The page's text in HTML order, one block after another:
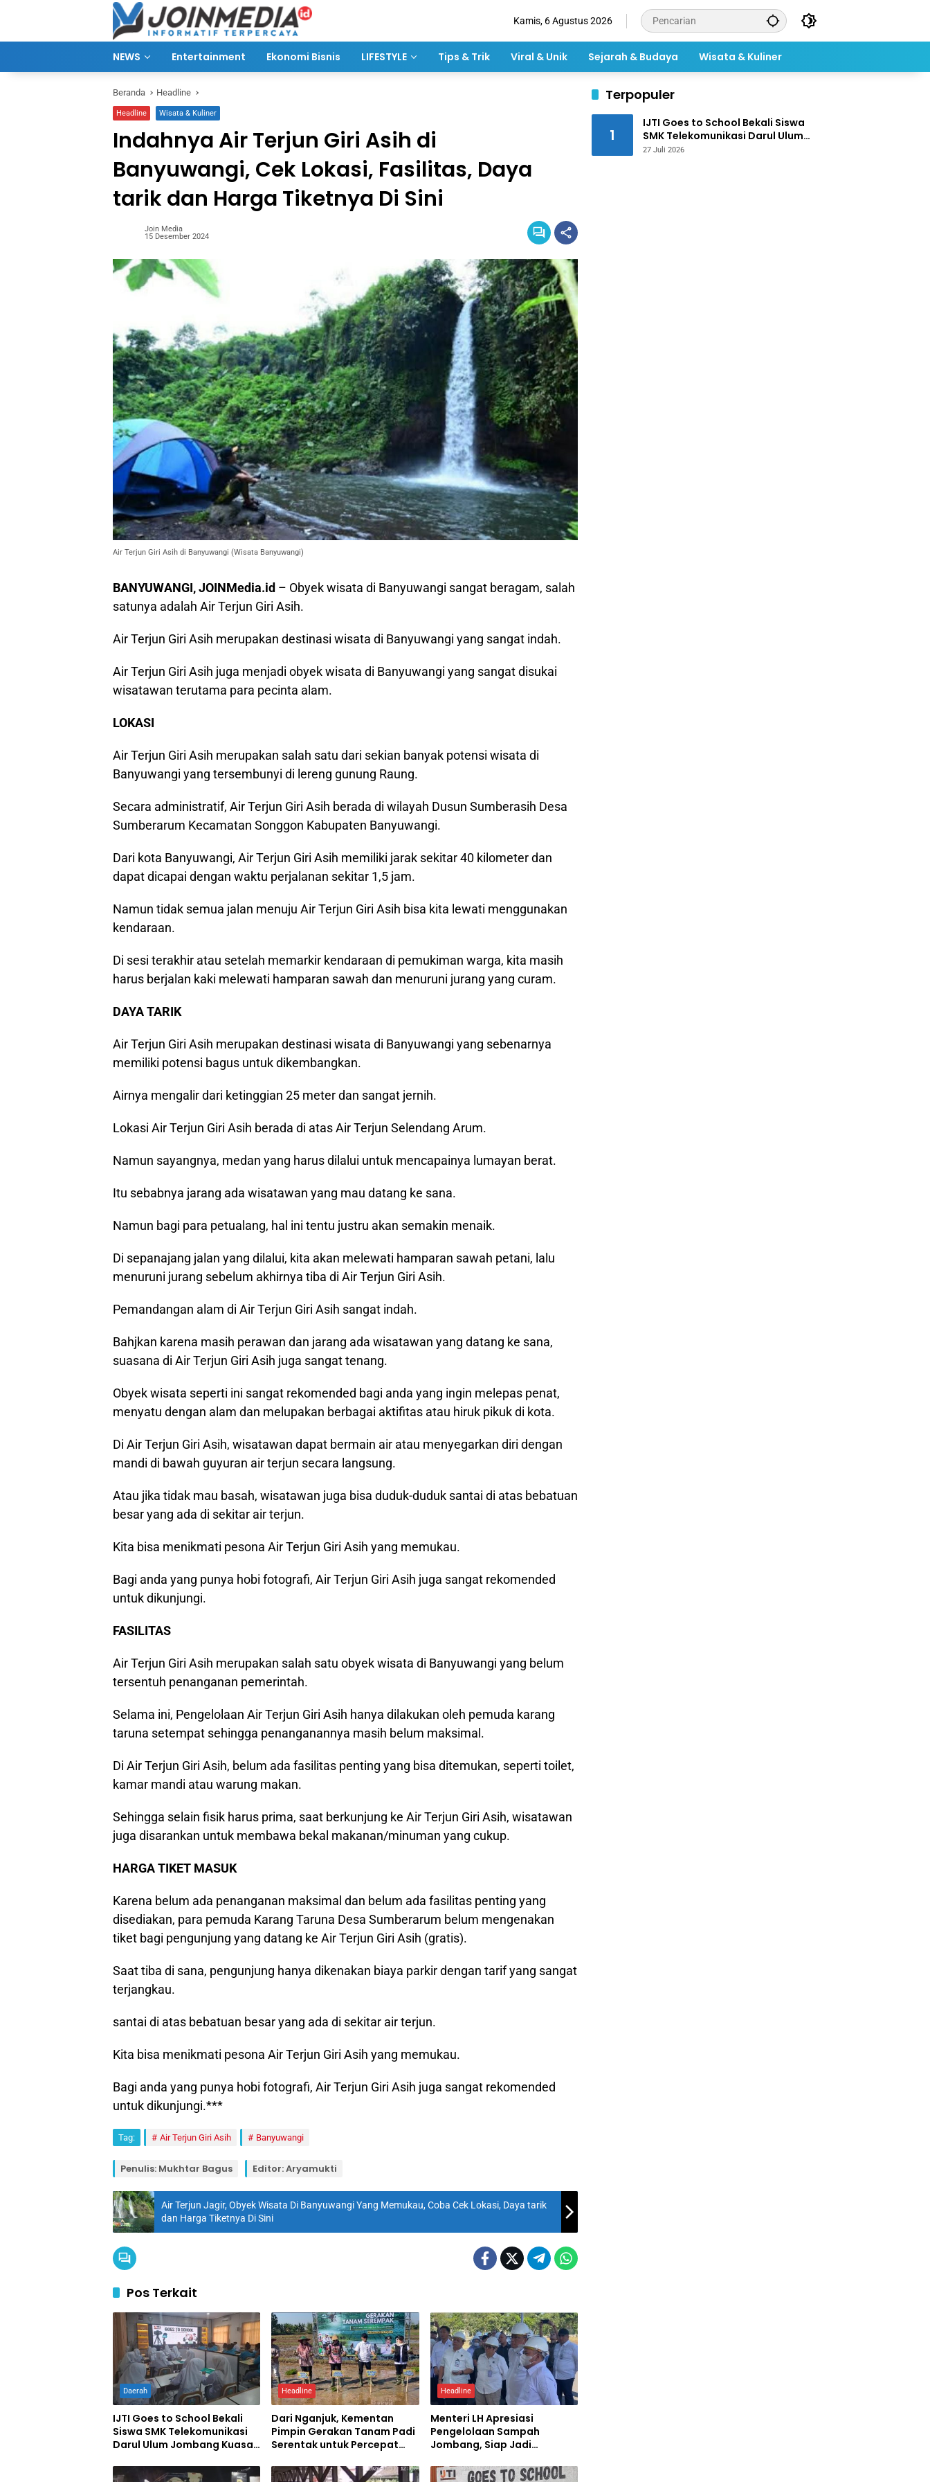
Kamis, 6 Agustus 2026
NEWS Entertainment Ekonomi Bisnis LIFESTYLE Tips & Trik Viral & Unik Sejarah & Budaya Wisata & Kuliner
Beranda Headline
Headline Wisata & Kuliner
Indahnya Air Terjun Giri Asih di
Banyuwangi, Cek Lokasi, Fasilitas, Daya
tarik dan Harga Tiketnya Di Sini
Join Media
15 Desember 2024
Air Terjun Giri Asih di Banyuwangi (Wisata Banyuwangi)
BANYUWANGI, JOINMedia.id – Obyek wisata di Banyuwangi sangat beragam, salah
satunya adalah Air Terjun Giri Asih.
Air Terjun Giri Asih merupakan destinasi wisata di Banyuwangi yang sangat indah.
Air Terjun Giri Asih juga menjadi obyek wisata di Banyuwangi yang sangat disukai
wisatawan terutama para pecinta alam.
LOKASI
Air Terjun Giri Asih merupakan salah satu dari sekian banyak potensi wisata di
Banyuwangi yang tersembunyi di lereng gunung Raung.
Secara administratif, Air Terjun Giri Asih berada di wilayah Dusun Sumberasih Desa
Sumberarum Kecamatan Songgon Kabupaten Banyuwangi.
Dari kota Banyuwangi, Air Terjun Giri Asih memiliki jarak sekitar 40 kilometer dan
dapat dicapai dengan waktu perjalanan sekitar 1,5 jam.
Namun tidak semua jalan menuju Air Terjun Giri Asih bisa kita lewati menggunakan
kendaraan.
Di sesi terakhir atau setelah memarkir kendaraan di pemukiman warga, kita masih
harus berjalan kaki melewati hamparan sawah dan menuruni jurang yang curam.
DAYA TARIK
Air Terjun Giri Asih merupakan destinasi wisata di Banyuwangi yang sebenarnya
memiliki potensi bagus untuk dikembangkan.
Airnya mengalir dari ketinggian 25 meter dan sangat jernih.
Lokasi Air Terjun Giri Asih berada di atas Air Terjun Selendang Arum.
Namun sayangnya, medan yang harus dilalui untuk mencapainya lumayan berat.
Itu sebabnya jarang ada wisatawan yang mau datang ke sana.
Namun bagi para petualang, hal ini tentu justru akan semakin menaik.
Di sepanajang jalan yang dilalui, kita akan melewati hamparan sawah petani, lalu
menuruni jurang sebelum akhirnya tiba di Air Terjun Giri Asih.
Pemandangan alam di Air Terjun Giri Asih sangat indah.
Bahjkan karena masih perawan dan jarang ada wisatawan yang datang ke sana,
suasana di Air Terjun Giri Asih juga sangat tenang.
Obyek wisata seperti ini sangat rekomended bagi anda yang ingin melepas penat,
menyatu dengan alam dan melupakan berbagai aktifitas atau hiruk pikuk di kota.
Di Air Terjun Giri Asih, wisatawan dapat bermain air atau menyegarkan diri dengan
mandi di bawah guyuran air terjun secara langsung.
Atau jika tidak mau basah, wisatawan juga bisa duduk-duduk santai di atas bebatuan
besar yang ada di sekitar air terjun.
Kita bisa menikmati pesona Air Terjun Giri Asih yang memukau.
Bagi anda yang punya hobi fotografi, Air Terjun Giri Asih juga sangat rekomended
untuk dikunjungi.
FASILITAS
Air Terjun Giri Asih merupakan salah satu obyek wisata di Banyuwangi yang belum
tersentuh penanganan pemerintah.
Selama ini, Pengelolaan Air Terjun Giri Asih hanya dilakukan oleh pemuda karang
taruna setempat sehingga penanganannya masih belum maksimal.
Di Air Terjun Giri Asih, belum ada fasilitas penting yang bisa ditemukan, seperti toilet,
kamar mandi atau warung makan.
Sehingga selain fisik harus prima, saat berkunjung ke Air Terjun Giri Asih, wisatawan
juga disarankan untuk membawa bekal makanan/minuman yang cukup.
HARGA TIKET MASUK
Karena belum ada penanganan maksimal dan belum ada fasilitas penting yang
disediakan, para pemuda Karang Taruna Desa Sumberarum belum mengenakan
tiket bagi pengunjung yang datang ke Air Terjun Giri Asih (gratis).
Saat tiba di sana, pengunjung hanya dikenakan biaya parkir dengan tarif yang sangat
terjangkau.
santai di atas bebatuan besar yang ada di sekitar air terjun.
Kita bisa menikmati pesona Air Terjun Giri Asih yang memukau.
Bagi anda yang punya hobi fotografi, Air Terjun Giri Asih juga sangat rekomended
untuk dikunjungi.***
Tag: Air Terjun Giri Asih Banyuwangi
Penulis: Mukhtar Bagus Editor: Aryamukti
Air Terjun Jagir, Obyek Wisata Di Banyuwangi Yang Memukau, Coba Cek Lokasi, Daya tarik
dan Harga Tiketnya Di Sini
Pos Terkait
Daerah
IJTI Goes to School Bekali
Siswa SMK Telekomunikasi
Darul Ulum Jombang Kuasai
Headline
Dari Nganjuk, Kementan
Pimpin Gerakan Tanam Padi
Serentak untuk Percepat
Headline
Menteri LH Apresiasi
Pengelolaan Sampah
Jombang, Siap Jadi
Terpopuler
1
IJTI Goes to School Bekali Siswa
SMK Telekomunikasi Darul Ulum
Jombang Kuasai Jurnalistik
27 Juli 2026